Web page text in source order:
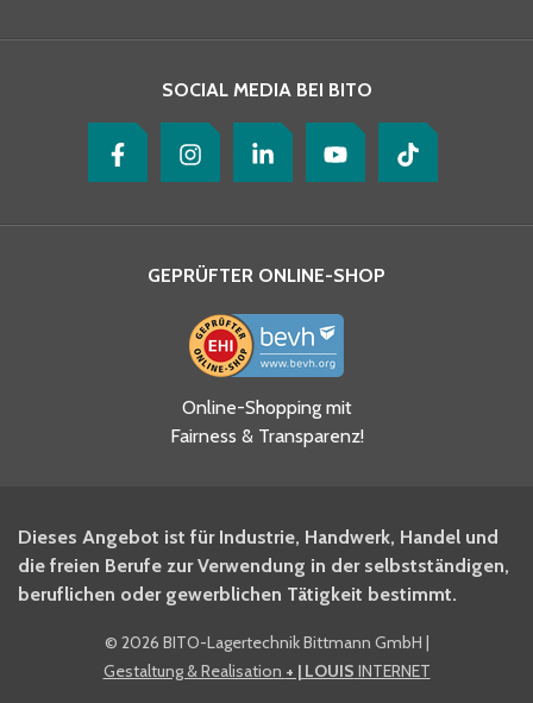
Ja, ich habe die
Datenschutzhinweise gelesen
und akzeptiere diese.
BITO Newsletter Fachwissen
Intralogistiker anmelden.
Ja, ich möchte mich für den
BITO Shop-Newsletter
SOCIAL MEDIA BEI BITO
GEPRÜFTER ONLINE-SHOP
Online-Shopping mit
Fairness & Transparenz!
Dieses Angebot ist für Industrie, Handwerk, Handel und
die freien Berufe zur Verwendung in der selbstständigen,
beruflichen oder gewerblichen Tätigkeit bestimmt.
© 2026 BITO-Lagertechnik Bittmann GmbH |
Gestaltung & Realisation + | LOUIS INTERNET